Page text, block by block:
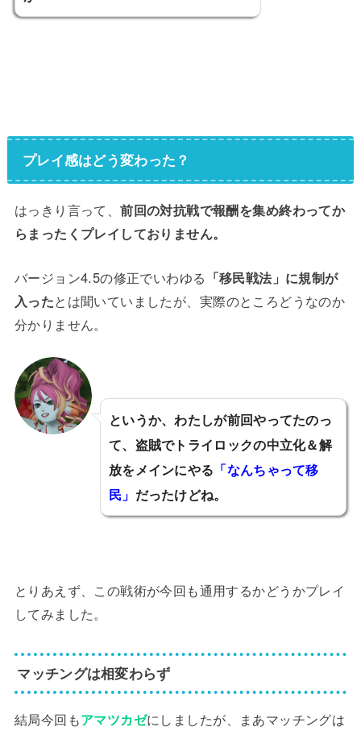
プレイ感はどう変わった？
はっきり言って、前回の対抗戦で報酬を集め終わってか
らまったくプレイしておりません。
バージョン4.5の修正でいわゆる 「移民戦法」に規制が
入ったとは聞いていましたが、実際のところどうなのか
分かりません。
というか、わたしが前回やってたのっ
て、盗賊でトライロックの中立化＆解
放をメインにやる 「なんちゃって移
民」 だったけどね。
とりあえず、この戦術が今回も通用するかどうかプレイ
してみました。
マッチングは相変わらず
結局今回もアマツカゼにしましたが、まあマッチングは